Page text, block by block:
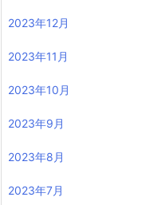
2023年12月
2023年11月
2023年10月
2023年9月
2023年8月
2023年7月